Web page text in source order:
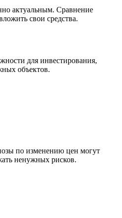
актуальным. Сравнение
свои средства.
для инвестирования,
объектов.
по изменению цен могут
ненужных рисков.